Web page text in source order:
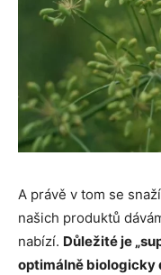
A právě v tom se
našich produktů
nabízí. Důležité je
optimálně biologicky